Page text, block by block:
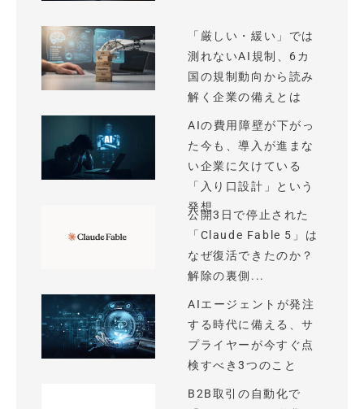
「厳しい・緩い」では
測れないAI規制、6カ
国の規制動向から読み
解く企業の備えとは
AIの費用障壁が下がっ
た今も、導入が進まな
い企業に欠けている
「入り口設計」という
発想
公開3日で停止された
「Claude Fable 5」は
なぜ復活できたのか？
解除の裏側...
AIエージェントが発注
する時代に備える、サ
プライヤーが今すぐ点
検すべき3つのこと
B2B取引の自動化で